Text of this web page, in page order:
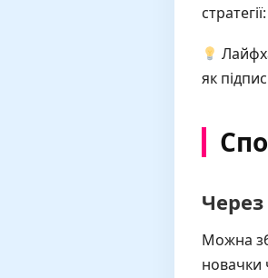
як
Можна
новачки